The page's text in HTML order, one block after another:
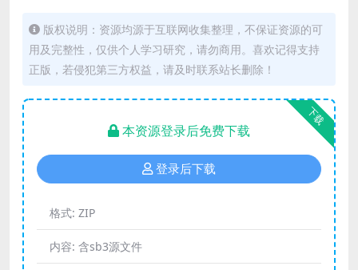
版权说明：资源均源于互联网收集整理，不保证资源的可
用及完整性，仅供个人学习研究，请勿商用。喜欢记得支持
正版，若侵犯第三方权益，请及时联系站长删除！
下载
本资源登录后免费下载
登录后下载
格式: ZIP
内容: 含sb3源文件